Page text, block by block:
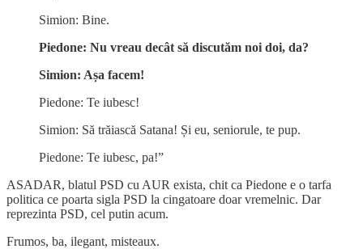
Simion: Bine.
Piedone: Nu vreau decât să discutăm noi doi, da?
Simion: Așa facem!
Piedone: Te iubesc!
Simion: Să trăiască Satana! Și eu, seniorule, te pup.
Piedone: Te iubesc, pa!”
ASADAR, blatul PSD cu AUR exista, chit ca Piedone e o tarfa
politica ce poarta sigla PSD la cingatoare doar vremelnic. Dar
reprezinta PSD, cel putin acum.
Frumos, ba, ilegant, misteaux.